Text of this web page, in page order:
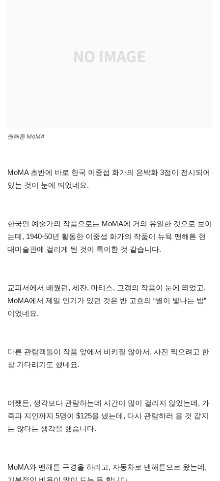
맨해튼 MoMA
MoMA 초반에 바로 한국 이중섭 화가의 은박화 3점이 전시되어
있는 것이 눈에 띄었네요.
한국인 예술가의 작품으로는 MoMA에 거의 유일한 것으로 보이
는데, 1940-50년 활동한 이중섭 화가의 작품이 뉴욕 맨해튼 현
대미술관에 걸리게 된 것이 특이한 것 같습니다.
교과서에서 배웠던, 세잔, 마티스, 고갱의 작품이 눈에 띄었고,
MoMA에서 제일 인기가 있던 것은 반 고흐의 “별이 빛나는 밤”
이었네요.
다른 관람객들이 작품 앞에서 비키질 않아서, 사진 찍으려고 한
참 기다리기도 했네요.
어쨌든, 생각보다 관람하는데 시간이 많이 걸리지 않았는데, 가
족과 지인까지 5명이 $125을 냈는데, 다시 관람하러 올 것 같지
는 않다는 생각을 했습니다.
MoMA와 맨해튼 구경을 하려고, 자동차로 맨해튼으로 왔는데,